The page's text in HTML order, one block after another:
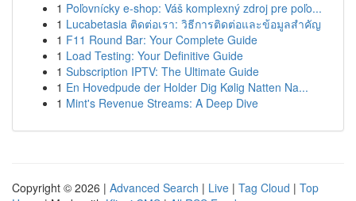
1 Poľovnícky e-shop: Váš komplexný zdroj pre poľo...
1 Lucabetasia ติดต่อเรา: วิธีการติดต่อและข้อมูลสำคัญ
1 F11 Round Bar: Your Complete Guide
1 Load Testing: Your Definitive Guide
1 Subscription IPTV: The Ultimate Guide
1 En Hovedpude der Holder Dig Kølig Natten Na...
1 Mint's Revenue Streams: A Deep Dive
Copyright © 2026 | Advanced Search | Live | Tag Cloud | Top